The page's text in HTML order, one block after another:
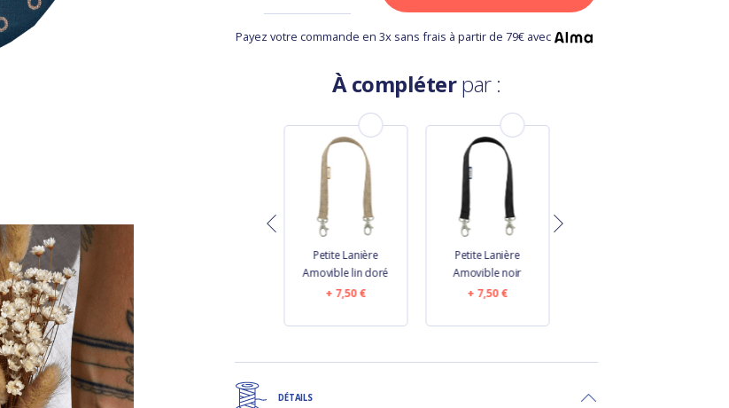
Payez votre commande en 3x sans frais à partir de 79€ avec
À compléterpar :
Petite Lanière
Amovible noir
7,50 €
Petite Lanière
Amovible lin doré
7,50 €
Petite Lanière
Amovible noir
7,50 €
DÉTAILS